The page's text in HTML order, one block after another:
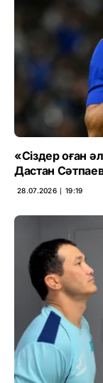
«Сіздер оған
Дастан
28.07.2026 ∣ 19:19